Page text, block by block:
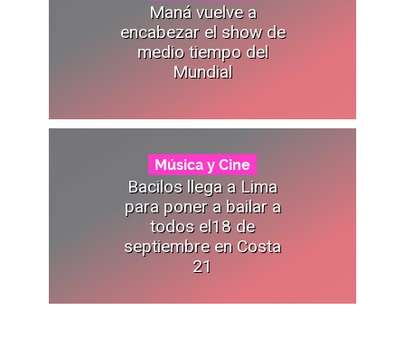
Maná vuelve a
encabezar el show de
medio tiempo del
Mundial
Música y Cine
Bacilos llega a Lima
para poner a bailar a
todos el18 de
septiembre en Costa
21